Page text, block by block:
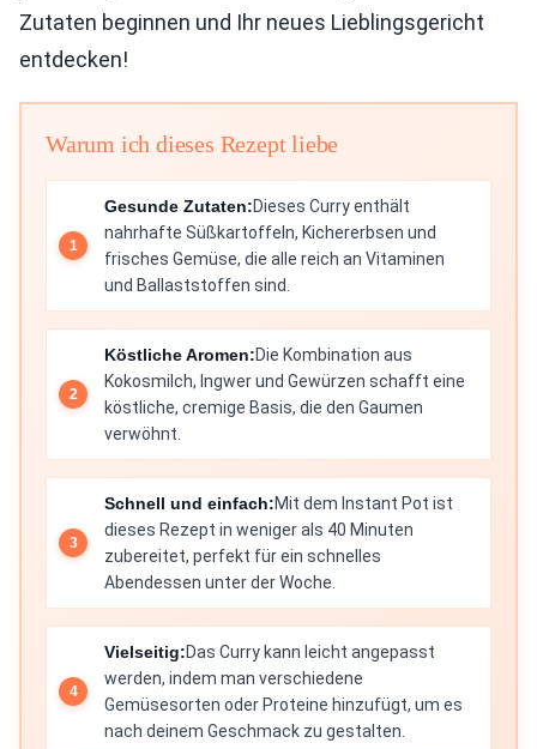
Zutaten beginnen und Ihr neues Lieblingsgericht
entdecken!
Warum ich dieses Rezept liebe
Gesunde Zutaten:Dieses Curry enthält
nahrhafte Süßkartoffeln, Kichererbsen und
frisches Gemüse, die alle reich an Vitaminen
und Ballaststoffen sind.
Köstliche Aromen:Die Kombination aus
Kokosmilch, Ingwer und Gewürzen schafft eine
köstliche, cremige Basis, die den Gaumen
verwöhnt.
Schnell und einfach:Mit dem Instant Pot ist
dieses Rezept in weniger als 40 Minuten
zubereitet, perfekt für ein schnelles
Abendessen unter der Woche.
Vielseitig:Das Curry kann leicht angepasst
werden, indem man verschiedene
Gemüsesorten oder Proteine hinzufügt, um es
nach deinem Geschmack zu gestalten.